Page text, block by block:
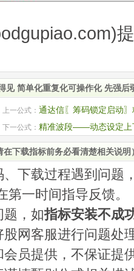
见 简单化重复化可操作化 先强后
上一公式： 通达信〖筹码锁定启动
分享
下一公式： 精准波段——动态设定上
图/选股 源码
下载指标前务必看清楚相关说明
下载过程遇到问题
第一时间指导反馈。
题，如指标安装不成
股网客服进行问题处
员提供，不保证提